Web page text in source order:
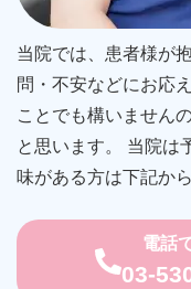
当院では、患者様が
問・不安などにお応
ことでも構いません
と思います。 当院は
味がある方は下記か
電話
03-